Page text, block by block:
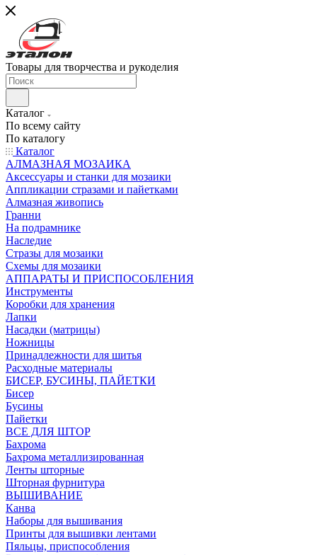
Товары для творчества и рукоделия
Каталог
По всему сайту
По каталогу
Каталог
АЛМАЗНАЯ МОЗАИКА
Аксессуары и станки для мозаики
Аппликации стразами и пайетками
Алмазная живопись
Гранни
На подрамнике
Наследие
Стразы для мозаики
Схемы для мозаики
АППАРАТЫ И ПРИСПОСОБЛЕНИЯ
Инструменты
Коробки для хранения
Лапки
Насадки (матрицы)
Ножницы
Принадлежности для шитья
Расходные материалы
БИСЕР, БУСИНЫ, ПАЙЕТКИ
Бисер
Бусины
Пайетки
ВСЕ ДЛЯ ШТОР
Бахрома
Бахрома металлизированная
Ленты шторные
Шторная фурнитура
ВЫШИВАНИЕ
Канва
Наборы для вышивания
Принты для вышивки лентами
Пяльцы, приспособления